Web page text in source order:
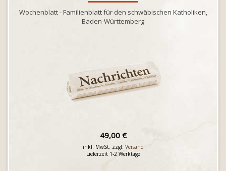
Wochenblatt - Familienblatt für den schwäbischen Katholiken,
Baden-Württemberg
49,00 €
inkl. MwSt. zzgl. Versand
Lieferzeit 1-2 Werktage